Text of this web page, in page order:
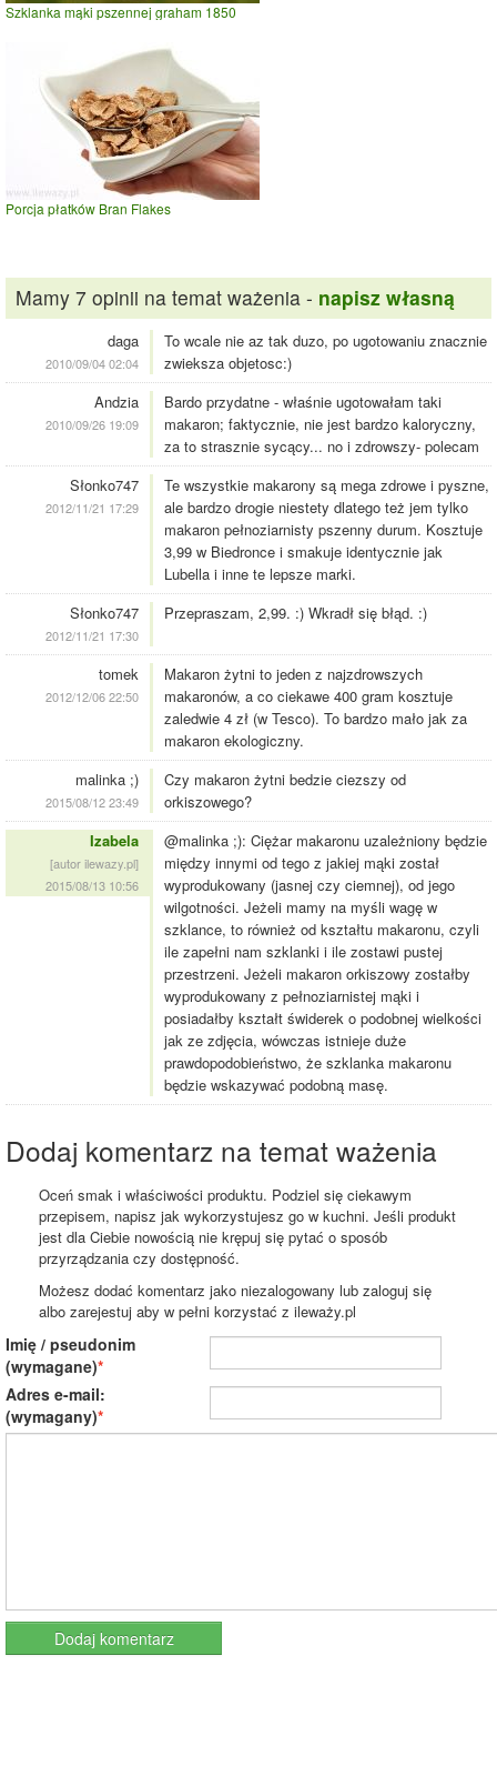
Szklanka mąki pszennej graham 1850
Porcja płatków Bran Flakes
Mamy 7 opinii na temat ważenia - napisz własną
daga
2010/09/04 02:04
To wcale nie az tak duzo, po ugotowaniu znacznie
zwieksza objetosc:)
Andzia
2010/09/26 19:09
Bardo przydatne - właśnie ugotowałam taki
makaron; faktycznie, nie jest bardzo kaloryczny,
za to strasznie sycący... no i zdrowszy- polecam
Słonko747
2012/11/21 17:29
Te wszystkie makarony są mega zdrowe i pyszne,
ale bardzo drogie niestety dlatego też jem tylko
makaron pełnoziarnisty pszenny durum. Kosztuje
3,99 w Biedronce i smakuje identycznie jak
Lubella i inne te lepsze marki.
Słonko747
2012/11/21 17:30
Przepraszam, 2,99. :) Wkradł się błąd. :)
tomek
2012/12/06 22:50
Makaron żytni to jeden z najzdrowszych
makaronów, a co ciekawe 400 gram kosztuje
zaledwie 4 zł (w Tesco). To bardzo mało jak za
makaron ekologiczny.
malinka ;)
2015/08/12 23:49
Czy makaron żytni bedzie ciezszy od
orkiszowego?
Izabela
[autor ilewazy.pl]
2015/08/13 10:56
@malinka ;): Ciężar makaronu uzależniony będzie
między innymi od tego z jakiej mąki został
wyprodukowany (jasnej czy ciemnej), od jego
wilgotności. Jeżeli mamy na myśli wagę w
szklance, to również od kształtu makaronu, czyli
ile zapełni nam szklanki i ile zostawi pustej
przestrzeni. Jeżeli makaron orkiszowy zostałby
wyprodukowany z pełnoziarnistej mąki i
posiadałby kształt świderek o podobnej wielkości
jak ze zdjęcia, wówczas istnieje duże
prawdopodobieństwo, że szklanka makaronu
będzie wskazywać podobną masę.
Dodaj komentarz na temat ważenia
Oceń smak i właściwości produktu. Podziel się ciekawym
przepisem, napisz jak wykorzystujesz go w kuchni. Jeśli produkt
jest dla Ciebie nowością nie krępuj się pytać o sposób
przyrządzania czy dostępność.
Możesz dodać komentarz jako niezalogowany lub zaloguj się
albo zarejestuj aby w pełni korzystać z ileważy.pl
Imię / pseudonim
(wymagane)
Adres e-mail:
(wymagany)